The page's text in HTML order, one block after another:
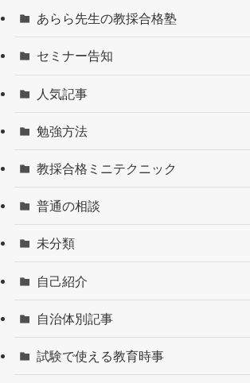
あらら先生の教採合格塾
セミナー告知
人気記事
勉強方法
教採合格ミニテクニック
普通の相談
未分類
自己紹介
自治体別記事
試験で使える教育時事